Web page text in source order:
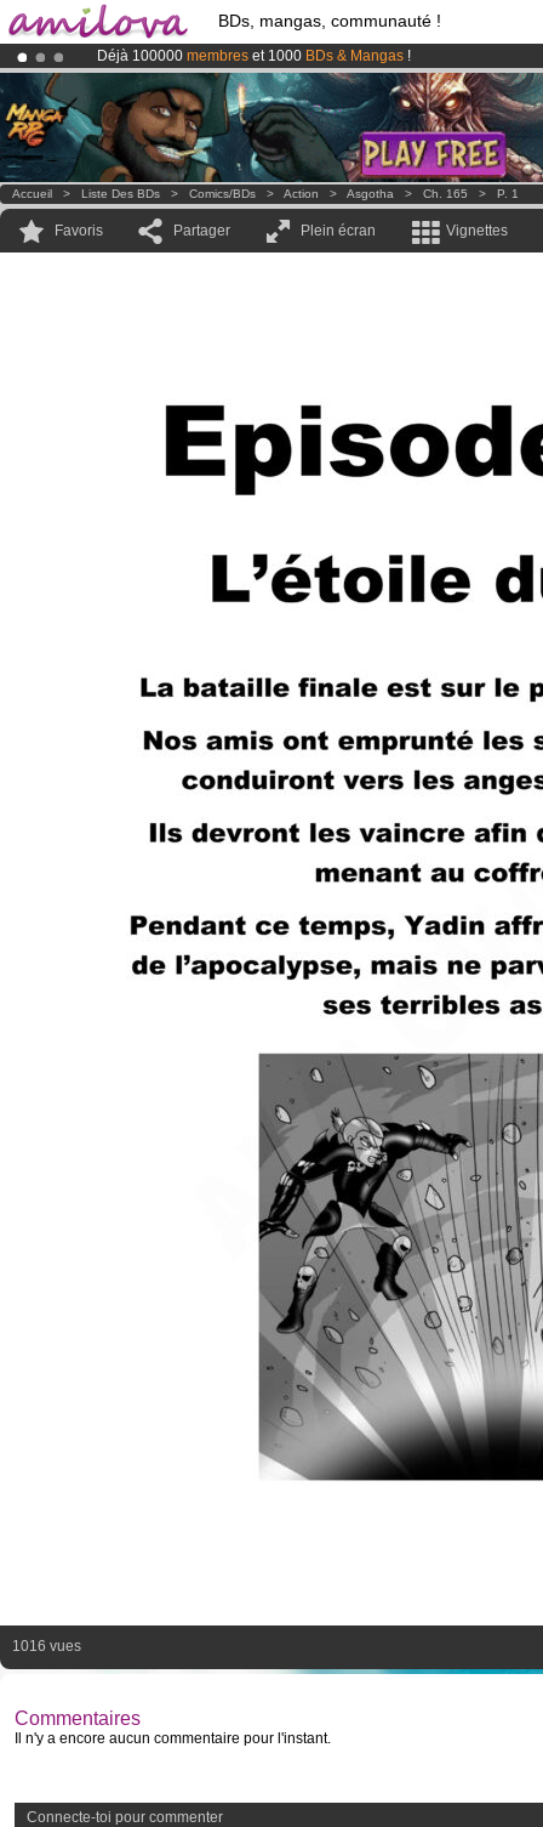
BDs, mangas, communauté !
Déjà 100000 membres et 1000 BDs & Mangas !
LeKickstarter Amilova est désormais lancé!.
Abonnement premium: à partir de
3.95 eurospar mois !Clique ici
Accueil > Liste Des BDs > Comics/BDs > Action > Asgotha > Ch. 165 > P. 1
Favoris Partager Plein écran Vignettes
1016 vues
Commentaires
Il n'y a encore aucun commentaire pour l'instant.
Connecte-toi pour commenter